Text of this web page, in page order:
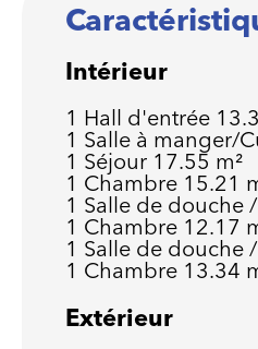
Intérieur
1 Hall d'entrée
1 Salle à manger/
1 Séjour 17.55 m²
1 Chambre 15.21
1 Salle de douche
1 Chambre 12.17
1 Salle de douche
1 Chambre 13.34
Extérieur